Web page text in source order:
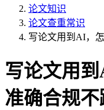
论文知识
论文查重常识
写论文用到AI，
写论文用
准确合规不